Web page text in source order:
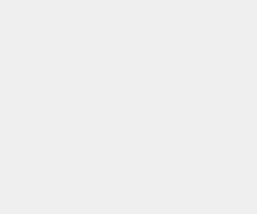
ve tavsiyeleri yatırım
Değerler